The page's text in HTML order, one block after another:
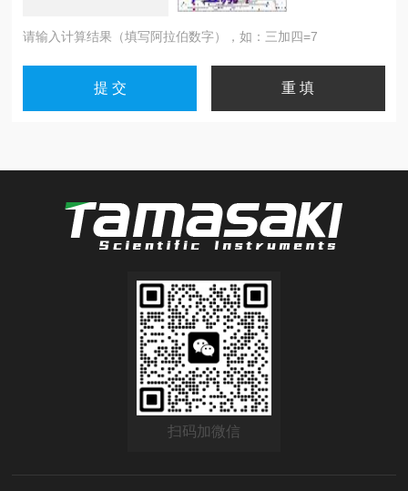
请输入计算结果（填写阿拉伯数字），如：三加四=7
扫码加微信